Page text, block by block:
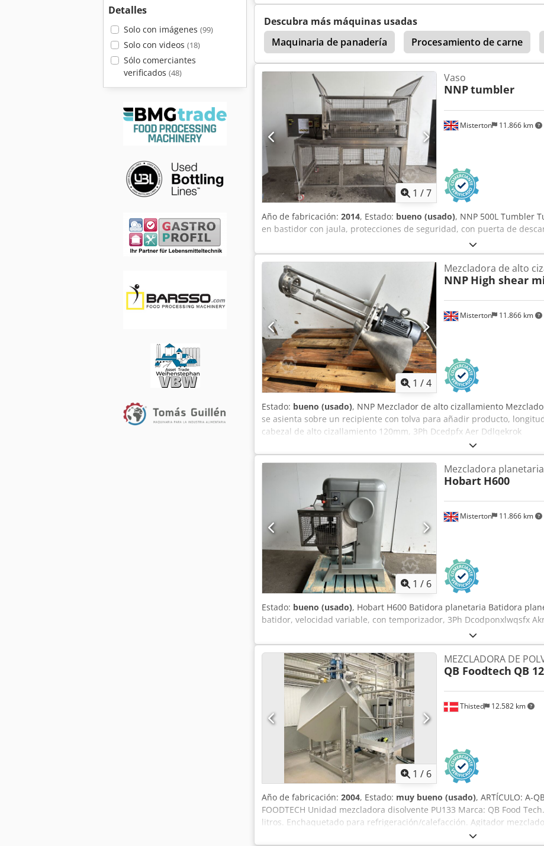
Detalles
Solo con imágenes (99)
Solo con videos (18)
Sólo comerciantes
verificados (48)
Descubra más máquinas usadas
Maquinaria de panadería
Procesamiento de carne
Mezclador Planetario
1 /7
Misterton 11.866 km
Vaso
NNPtumbler
Año de fabricación: 2014, Estado: bueno (usado), NNP 500L Tumbler
en bastidor con jaula, protecciones de seguridad, con puerta de
1 /4
Misterton 11.866 km
Mezcladora de alto
NNP High shear
Estado: bueno (usado), NNP Mezclador de alto cizallamiento
se asienta sobre un recipiente con tolva para añadir producto,
cabezal de alto cizallamiento 120mm, 3Ph Dcedpfx Aer Ddlqekrok
1 / 6
Misterton 11.866 km
Mezcladora planetaria
Hobart H600
Estado: bueno (usado), Hobart H600 Batidora planetaria Batidora
batidor, velocidad variable, con temporizador, 3Ph Dcodponxlwqsfx
1 / 6
Thisted 12.582 km
MEZCLADORA DE
QB Foodtech QB
Año de fabricación: 2004, Estado: muy bueno (usado), ARTÍCULO: A-
FOODTECH Unidad mezcladora disolvente PU133 Marca: QB Food
litros. Enchaquetado para refrigeración/calefacción. Agitador